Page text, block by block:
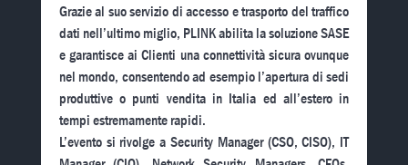
Grazie al suo servizio di accesso e trasporto del traffico
dati nell’ultimo miglio, PLINK abilita la soluzione SASE
e garantisce ai Clienti una connettività sicura ovunque
nel mondo, consentendo ad esempio l’apertura di sedi
produttive o punti vendita in Italia ed all’estero in
tempi estremamente rapidi.
L’evento si rivolge a Security Manager (CSO, CISO), IT